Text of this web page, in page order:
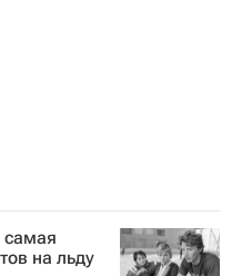
самая
на льду